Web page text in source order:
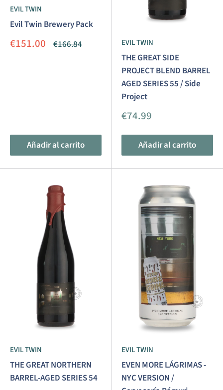
EVIL TWIN
Evil Twin Brewery Pack
Precio
€151.00 Precio
€166.84
Añadir al carrito
EVIL TWIN
THE GREAT SIDE
PROJECT BLEND BARREL
AGED SERIES 55 / Side
Project
Precio
venta
€74.99
Añadir al carrito
EVIL TWIN
THE GREAT NORTHERN
BARREL-AGED SERIES 54
EVIL TWIN
EVEN MORE LÁGRIMAS -
NYC VERSION /